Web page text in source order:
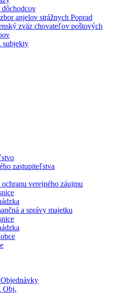
anjelov strážnych Poprad
zväz chovateľov poštových
subjekty
zastupiteľstva
verejného záujmu
a správy majetku
Obj.